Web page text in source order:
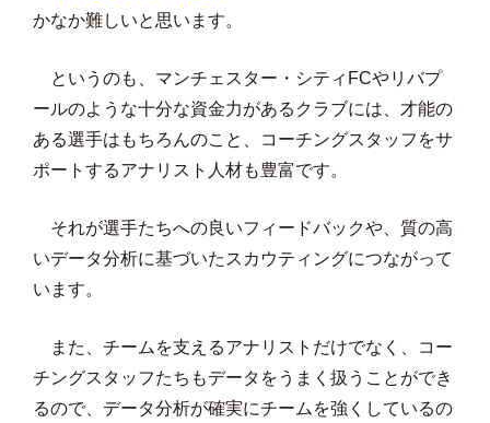
かなか難しいと思います。
というのも、マンチェスター・シティFCやリバプ
ールのような十分な資金力があるクラブには、才能の
ある選手はもちろんのこと、コーチングスタッフをサ
ポートするアナリスト人材も豊富です。
それが選手たちへの良いフィードバックや、質の高
いデータ分析に基づいたスカウティングにつながって
います。
また、チームを支えるアナリストだけでなく、コー
チングスタッフたちもデータをうまく扱うことができ
るので、データ分析が確実にチームを強くしているの